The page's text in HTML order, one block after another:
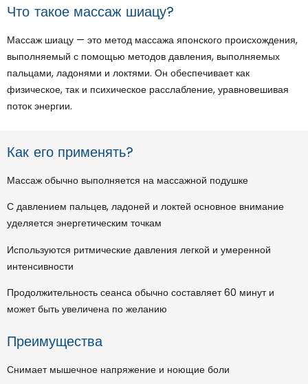
Что такое массаж шиацу?
Массаж шиацу — это метод массажа японского происхождения,
выполняемый с помощью методов давления, выполняемых
пальцами, ладонями и локтями. Он обеспечивает как
физическое, так и психическое расслабление, уравновешивая
поток энергии.
Как его применять?
Массаж обычно выполняется на массажной подушке
С давлением пальцев, ладоней и локтей основное внимание
уделяется энергетическим точкам
Используются ритмические давления легкой и умеренной
интенсивности
Продолжительность сеанса обычно составляет 60 минут и
может быть увеличена по желанию
Преимущества
Снимает мышечное напряжение и ноющие боли